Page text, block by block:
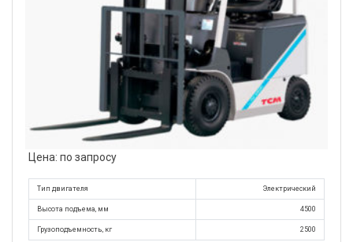
Цена: по запросу
Тип двигателя Электрический
Высота подъема, мм 4500
Грузоподъемность, кг 2500